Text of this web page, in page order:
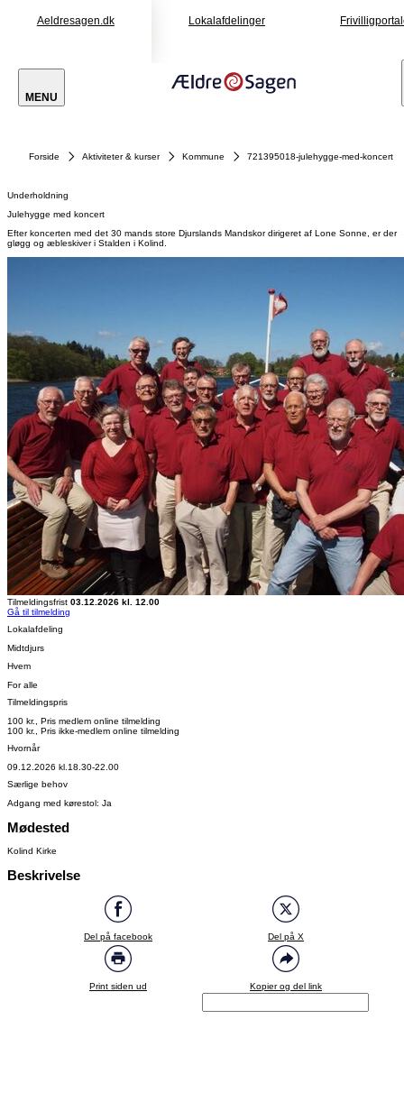
Aeldresagen.dk Lokalafdelinger
MENU
Forside Aktiviteter & kurser Kommune 721395018-julehygge-med-koncert
Underholdning
Julehygge med koncert
Efter koncerten med det 30 mands store Djurslands Mandskor dirigeret af Lone Sonne, er der
gløgg og æbleskiver i Stalden i Kolind.
Tilmeldingsfrist 03.12.2026 kl. 12.00
Gå til tilmelding
Lokalafdeling
Midtdjurs
Hvem
For alle
Tilmeldingspris
100 kr., Pris medlem online tilmelding
100 kr., Pris ikke-medlem online tilmelding
Hvornår
09.12.2026 kl.18.30-22.00
Særlige behov
Adgang med kørestol: Ja
Mødested
Kolind Kirke
Beskrivelse
Del på facebook Del på X
Print siden ud Kopier og del link